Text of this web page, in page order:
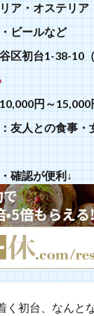
ア・オステリア
ビールなど
区初台1-38-10
円～15,000
友人との食事・
確認が便利↓
く初台、なんと